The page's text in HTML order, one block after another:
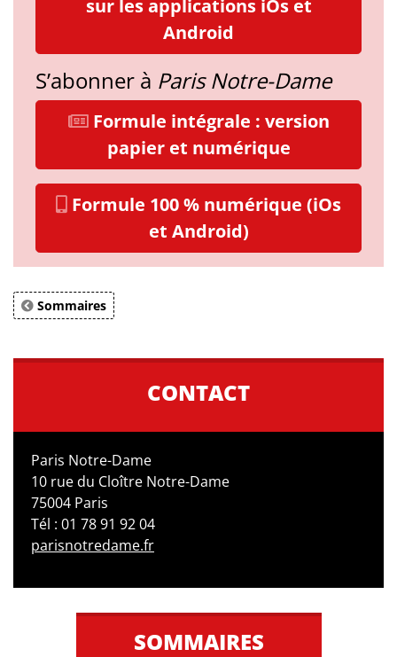
sur les applications iOs et
Android
S’abonner à Paris Notre-Dame
Formule intégrale : version
papier et numérique
Formule 100 % numérique (iOs
et Android)
Sommaires
CONTACT
Paris Notre-Dame
10 rue du Cloître Notre-Dame
75004 Paris
Tél : 01 78 91 92 04
parisnotredame.fr
SOMMAIRES